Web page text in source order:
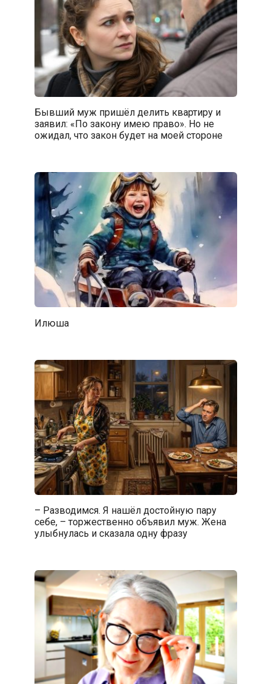
Бывший муж пришёл делить квартиру и
заявил: «По закону имею право». Но не
ожидал, что закон будет на моей стороне
Илюша
– Разводимся. Я нашёл достойную пару
себе, – торжественно объявил муж. Жена
улыбнулась и сказала одну фразу